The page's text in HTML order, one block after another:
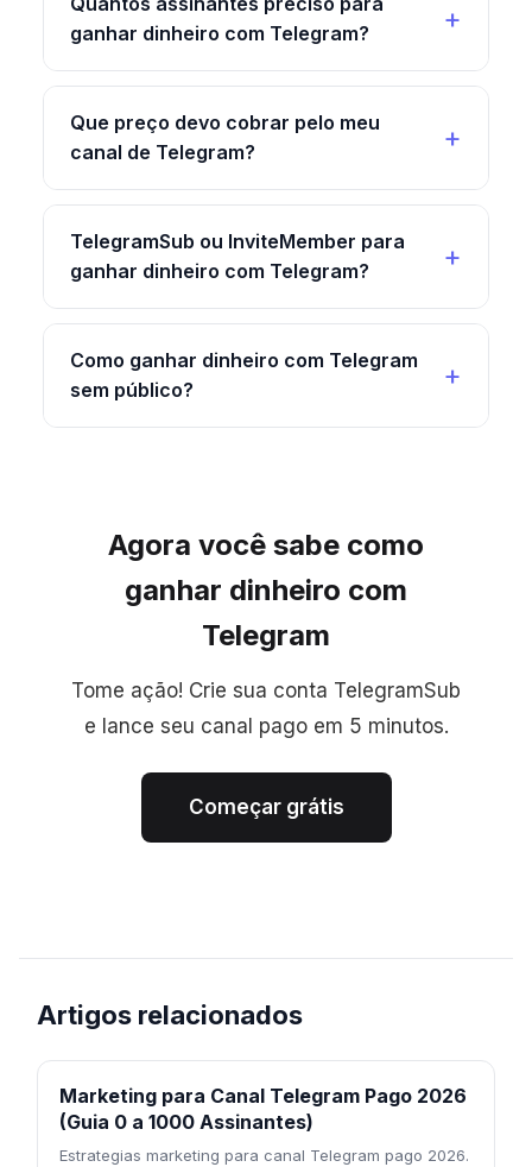
ganhar dinheiro com Telegram?
Que preço devo cobrar pelo meu
canal de Telegram?
TelegramSub ou InviteMember para
ganhar dinheiro com Telegram?
Como ganhar dinheiro com Telegram
sem público?
Agora você sabe como
ganhar dinheiro com
Telegram
Tome ação! Crie sua conta TelegramSub
e lance seu canal pago em 5 minutos.
Começar grátis
Artigos relacionados
Marketing para Canal Telegram Pago 2026
(Guia 0 a 1000 Assinantes)
Estrategias marketing para canal Telegram pago 2026.